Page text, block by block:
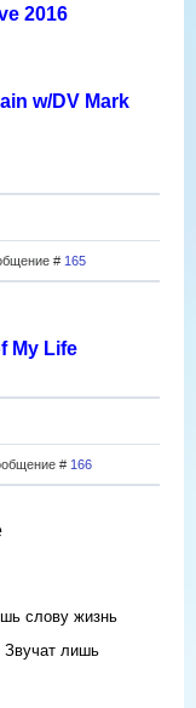
2016
w/DV Mark
# 165
My Life
# 166
слову жизнь
Звучат лишь